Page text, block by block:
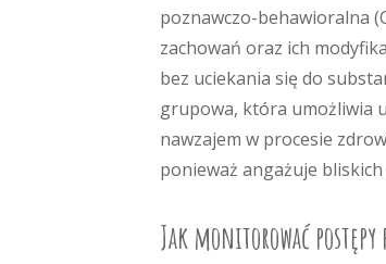
poznawczo-behawioralna
zachowań oraz ich
bez uciekania się do
grupowa, która umożliwia
nawzajem w procesie
ponieważ angażuje
Jak monitorować